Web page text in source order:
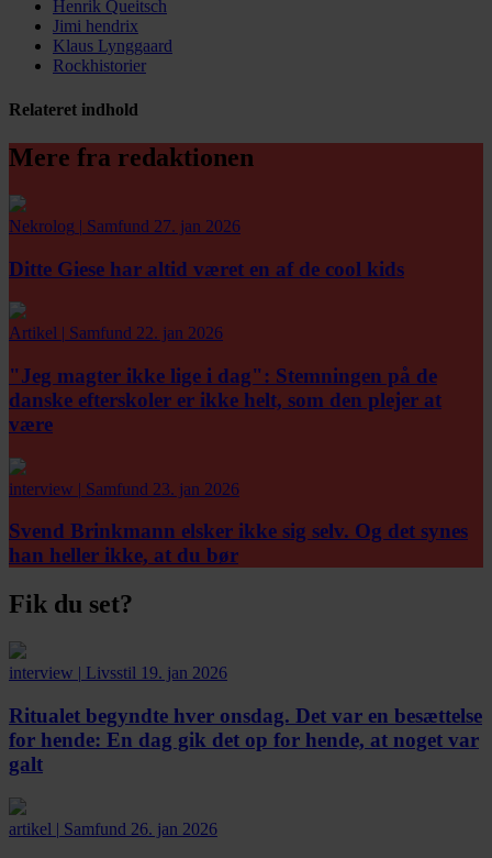
Henrik Queitsch
Jimi hendrix
Klaus Lynggaard
Rockhistorier
Relateret indhold
Mere fra redaktionen
Nekrolog | Samfund 27. jan 2026
Ditte Giese har altid været en af de cool kids
Artikel | Samfund 22. jan 2026
"Jeg magter ikke lige i dag": Stemningen på de
danske efterskoler er ikke helt, som den plejer at
være
interview | Samfund 23. jan 2026
Svend Brinkmann elsker ikke sig selv. Og det synes
han heller ikke, at du bør
Fik du set?
interview | Livsstil 19. jan 2026
Ritualet begyndte hver onsdag. Det var en besættelse
for hende: En dag gik det op for hende, at noget var
galt
artikel | Samfund 26. jan 2026